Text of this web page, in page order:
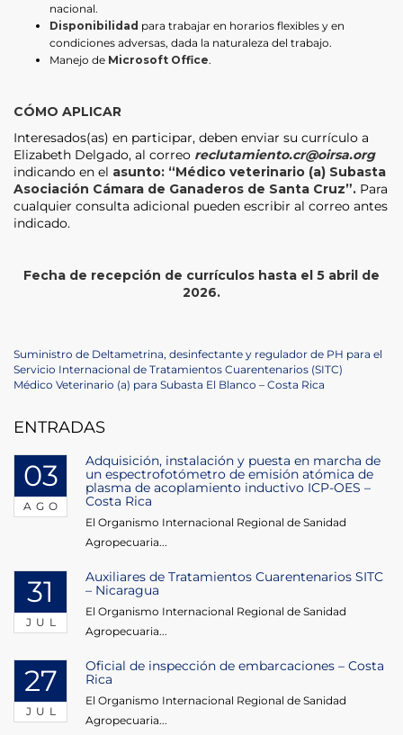
nacional.
Disponibilidad para trabajar en horarios flexibles y en
condiciones adversas, dada la naturaleza del trabajo.
Manejo de Microsoft Office.
CÓMO APLICAR
Interesados(as) en participar, deben enviar su currículo a
Elizabeth Delgado, al correo reclutamiento.cr@oirsa.org
indicando en el asunto: “Médico veterinario (a) Subasta
Asociación Cámara de Ganaderos de Santa Cruz”. Para
cualquier consulta adicional pueden escribir al correo antes
indicado.
Fecha de recepción de currículos hasta el 5 abril de
2026.
Navegación
de
entradas
Previous
Post
Suministro de Deltametrina, desinfectante y regulador de PH para el
Servicio Internacional de Tratamientos Cuarentenarios (SITC)
Next
Médico Veterinario (a) para Subasta El Blanco – Costa Rica
ENTRADAS
03
AGO
Adquisición, instalación y puesta en marcha de
un espectrofotómetro de emisión atómica de
plasma de acoplamiento inductivo ICP-OES –
Costa Rica
El Organismo Internacional Regional de Sanidad
Agropecuaria...
31
JUL
Auxiliares de Tratamientos Cuarentenarios SITC
– Nicaragua
El Organismo Internacional Regional de Sanidad
Agropecuaria...
27
JUL
Oficial de inspección de embarcaciones – Costa
Rica
El Organismo Internacional Regional de Sanidad
Agropecuaria...